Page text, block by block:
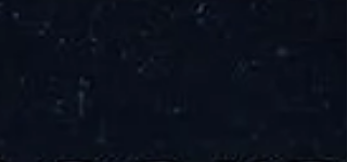
language becomes abundant, clear thinking
becomes rare. As answers become instant,
judgment becomes decisive. As AI can write
almost anything, humans must know